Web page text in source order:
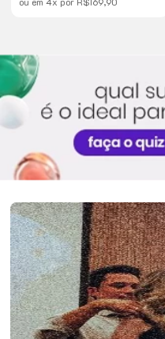
descoloração.